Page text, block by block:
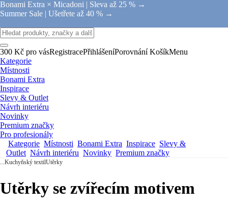
Bonami Extra × Micadoni | Sleva až 25 % →
Summer Sale | Ušetřete až 40 % →
300 Kč pro vásRegistracePřihlášeníPorovnání KošíkMenu
Kategorie
Místnosti
Bonami Extra
Inspirace
Slevy & Outlet
Návrh interiéru
Novinky
Premium značky
Pro profesionály
Kategorie Místnosti Bonami Extra Inspirace Slevy &
Outlet Návrh interiéru Novinky Premium značky
...Kuchyňský textilUtěrky
Utěrky se zvířecím motivem